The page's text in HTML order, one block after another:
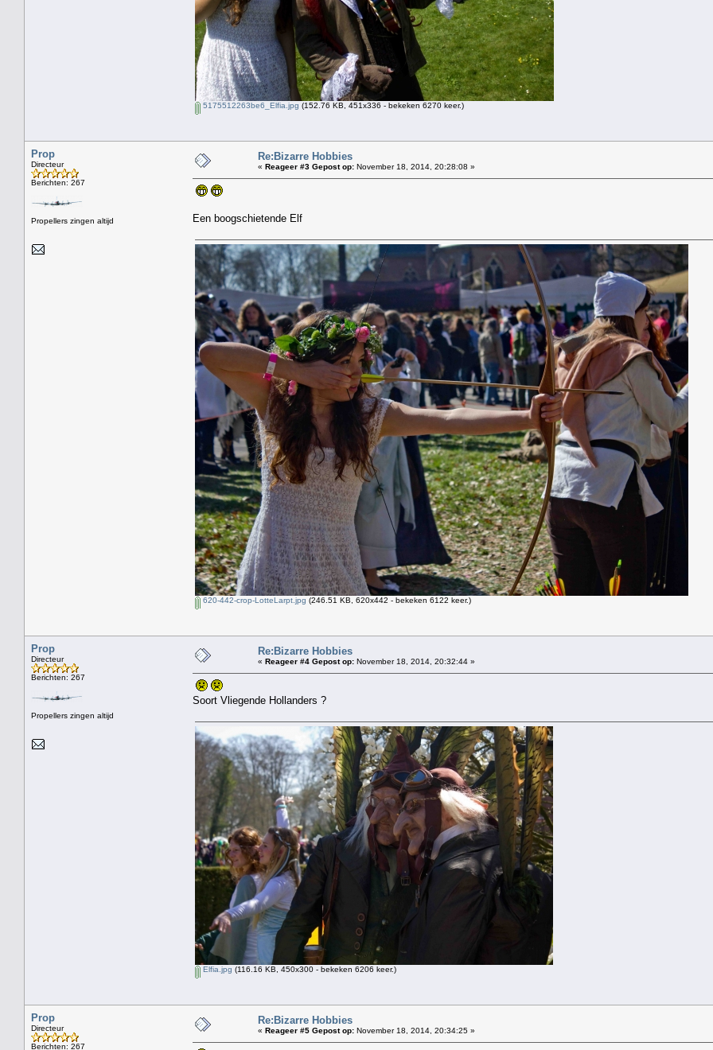
5175512263be6_Elfia.jpg (152.76 KB, 451x336 - bekeken 6270 keer.)
Prop
Directeur
Berichten: 267
Propellers zingen altijd
Re:Bizarre Hobbies
« Reageer #3 Gepost op: November 18, 2014, 20:28:08 »
Een boogschietende Elf
620-442-crop-LotteLarpt.jpg (246.51 KB, 620x442 - bekeken 6122 keer.)
Prop
Directeur
Berichten: 267
Propellers zingen altijd
Re:Bizarre Hobbies
« Reageer #4 Gepost op: November 18, 2014, 20:32:44 »
Soort Vliegende Hollanders ?
Elfia.jpg (116.16 KB, 450x300 - bekeken 6206 keer.)
Prop
Directeur
Berichten: 267
Re:Bizarre Hobbies
« Reageer #5 Gepost op: November 18, 2014, 20:34:25 »